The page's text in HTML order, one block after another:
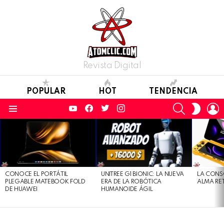
Revista Digital
POPULAR HOT TENDENCIA
YouTubeFacebook
TwitterInstagram SEARCH
SKIN
STORIES
CONOCE EL PORTÁTIL
PLEGABLE MATEBOOK FOLD
DE HUAWEI
UNITREE G1 BIONIC: LA NUEVA
ERA DE LA ROBÓTICA
HUMANOIDE ÁGIL
LA
ALMA